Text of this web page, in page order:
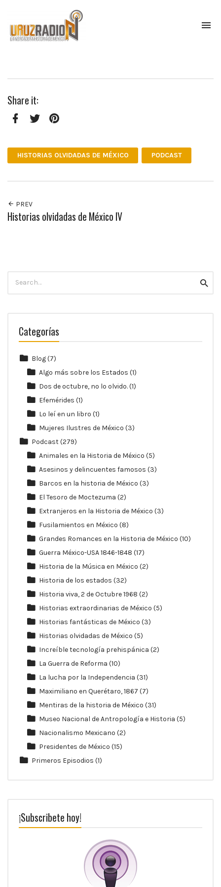
narrada
Mendoza.
Escúchanos
a
las
10:00
Share it:
HISTORIAS OLVIDADAS DE MÉXICO PODCAST
PREV
Historias olvidadas de México IV
for:
Categorías
Blog(7)
Algo más sobre los Estados (1)
Dos de octubre, no lo olvido.(1)
Efemérides (1)
Lo leí en un libro (1)
Mujeres Ilustres de México (3)
Podcast(279)
Animales en la Historia de México (5)
Asesinos y delincuentes famosos (3)
Barcos en la historia de México (3)
El Tesoro de Moctezuma (2)
Extranjeros en la Historia de México (3)
Fusilamientos en México (8)
Grandes Romances en la Historia de México (10)
Guerra México-USA 1846-1848 (17)
Historia de la Música en México (2)
Historia de los estados (32)
Historia viva, 2 de Octubre 1968 (2)
Historias extraordinarias de México (5)
Historias fantásticas de México (3)
Historias olvidadas de México (5)
Increíble tecnología prehispánica (2)
La Guerra de Reforma (10)
La lucha por la Independencia (31)
Maximiliano en Querétaro, 1867 (7)
Mentiras de la historia de México (31)
Museo Nacional de Antropología e Historia (5)
Nacionalismo Mexicano (2)
Presidentes de México (15)
Primeros Episodios (1)
¡Subscribete hoy!